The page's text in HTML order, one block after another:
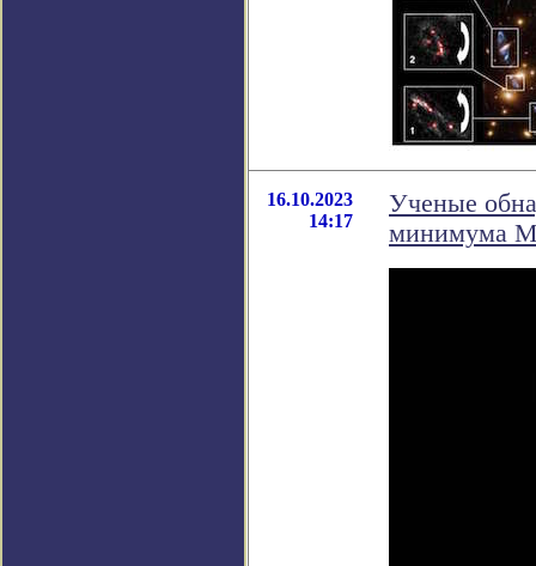
16.10.2023
14:17
Ученые
минимума